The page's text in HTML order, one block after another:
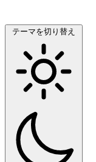
テーマを切り替え